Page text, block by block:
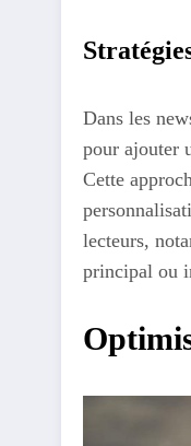
Dans les
pour ajouter
Cette
lecteurs,
principal ou